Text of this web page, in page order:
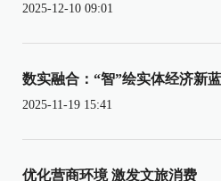
2025-12-10 09:01
数实融合：“智”绘实体经济新
2025-11-19 15:41
优化营商环境 激发文旅消费